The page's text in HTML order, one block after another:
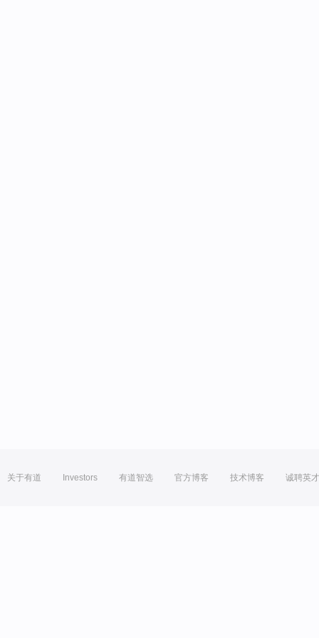
关于有道 Investors 有道智选 官方博客 技术博客 诚聘英才